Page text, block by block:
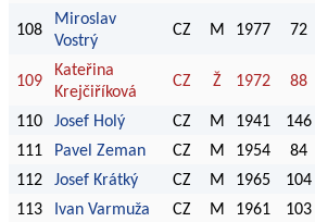
108
Miroslav
Vostrý
CZ M 1977 72
109
Kateřina
Krejčiříková
CZ Ž 1972 88
110 Josef Holý CZ M 1941 146
111
Pavel Zeman CZ M 1954 84
112
Josef Krátký CZ M 1965 104
113
Ivan Varmuža CZ M 1961 103